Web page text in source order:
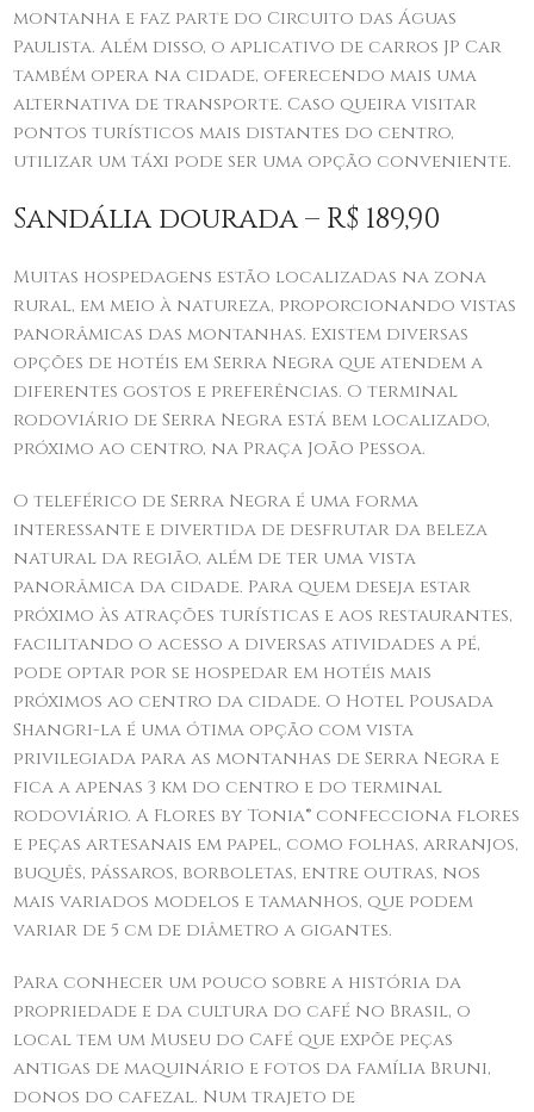
montanha e faz parte do Circuito das Águas
Paulista. Além disso, o aplicativo de carros JP Car
também opera na cidade, oferecendo mais uma
alternativa de transporte. Caso queira visitar
pontos turísticos mais distantes do centro,
utilizar um táxi pode ser uma opção conveniente.
Sandália dourada – R$ 189,90
Muitas hospedagens estão localizadas na zona
rural, em meio à natureza, proporcionando vistas
panorâmicas das montanhas. Existem diversas
opções de hotéis em Serra Negra que atendem a
diferentes gostos e preferências. O terminal
rodoviário de Serra Negra está bem localizado,
próximo ao centro, na Praça João Pessoa.
O teleférico de Serra Negra é uma forma
interessante e divertida de desfrutar da beleza
natural da região, além de ter uma vista
panorâmica da cidade. Para quem deseja estar
próximo às atrações turísticas e aos restaurantes,
facilitando o acesso a diversas atividades a pé,
pode optar por se hospedar em hotéis mais
próximos ao centro da cidade. O Hotel Pousada
Shangri-la é uma ótima opção com vista
privilegiada para as montanhas de Serra Negra e
fica a apenas 3 km do centro e do terminal
rodoviário. A Flores by Tonia® confecciona flores
e peças artesanais em papel, como folhas, arranjos,
buquês, pássaros, borboletas, entre outras, nos
mais variados modelos e tamanhos, que podem
variar de 5 cm de diâmetro a gigantes.
Para conhecer um pouco sobre a história da
propriedade e da cultura do café no Brasil, o
local tem um Museu do Café que expõe peças
antigas de maquinário e fotos da família Bruni,
donos do cafezal. Num trajeto de